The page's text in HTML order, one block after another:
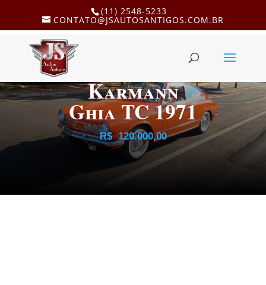
(11) 2548-5233
CONTATO@JSAUTOSANTIGOS.COM.BR
Karmann
Ghia TC 1971
R$ 120.000,00